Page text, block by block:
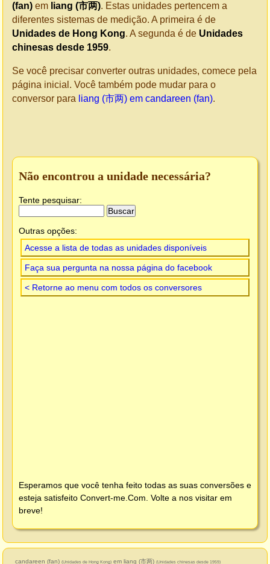
(fan) em liang (市两). Estas unidades pertencem a
diferentes sistemas de medição. A primeira é de
Unidades de Hong Kong. A segunda é de Unidades
chinesas desde 1959.
Se você precisar converter outras unidades, comece pela
página inicial. Você também pode mudar para o
conversor para liang (市两) em candareen (fan).
Não encontrou a unidade necessária?
Tente pesquisar:
Outras opções:
Acesse a lista de todas as unidades disponíveis
Faça sua pergunta na nossa página do facebook
< Retorne ao menu com todos os conversores
Esperamos que você tenha feito todas as suas conversões e
esteja satisfeito Convert-me.Com . Volte a nos visitar em
breve!
candareen (fan) (Unidades de Hong Kong) em liang (市两) (Unidades chinesas desde 1959)